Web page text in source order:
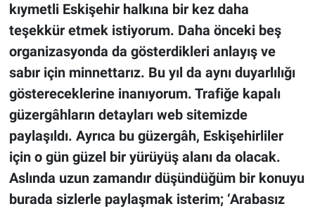
kıymetli Eskişehir halkına bir kez daha
teşekkür etmek istiyorum. Daha önceki beş
organizasyonda da gösterdikleri anlayış ve
sabır için minnettarız. Bu yıl da aynı duyarlılığı
göstereceklerine inanıyorum. Trafiğe kapalı
güzergâhların detayları web sitemizde
paylaşıldı. Ayrıca bu güzergâh, Eskişehirliler
için o gün güzel bir yürüyüş alanı da olacak.
Aslında uzun zamandır düşündüğüm bir konuyu
burada sizlerle paylaşmak isterim; ‘Arabasız